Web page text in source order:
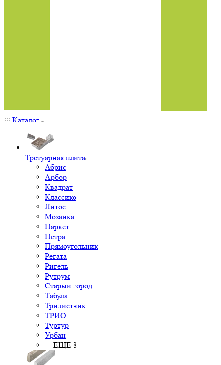
Каталог
Тротуарная плита
Абрис
Арбор
Квадрат
Классико
Литос
Мозаика
Паркет
Петра
Прямоугольник
Регата
Ригель
Рутрум
Старый город
Табула
Трилистник
ТРИО
Туртур
Урбан
+ ЕЩЕ 8